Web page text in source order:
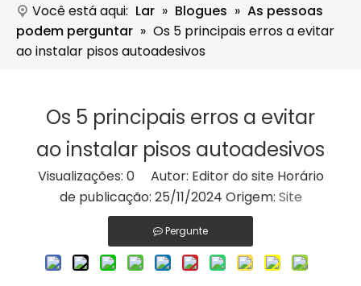
Você está aqui: Lar » Blogues » As pessoas
podem perguntar » Os 5 principais erros a evitar
ao instalar pisos autoadesivos
Os 5 principais erros a evitar
ao instalar pisos autoadesivos
Visualizações: 0Autor: Editor do site Horário
de publicação: 25/11/2024 Origem: Site
Pergunte